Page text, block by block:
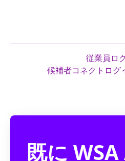
従業員ロ
候補者コネクトログ
既に